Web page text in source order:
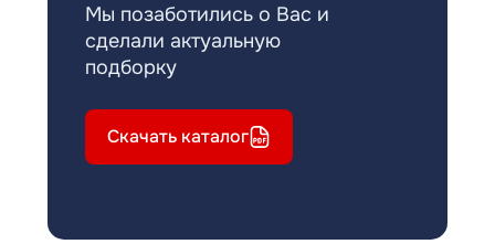
Мы позаботились о Вас и
сделали актуальную
подборку
Скачать каталог